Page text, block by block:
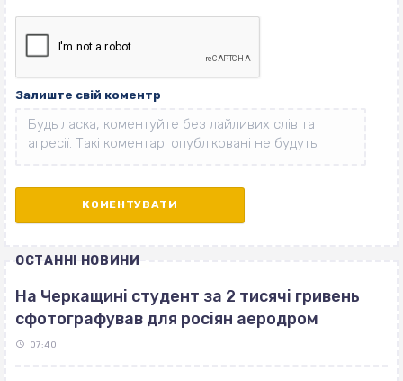
Залиште свій коментр
ОСТАННІ НОВИНИ
На Черкащині студент за 2 тисячі гривень
сфотографував для росіян аеродром
07:40